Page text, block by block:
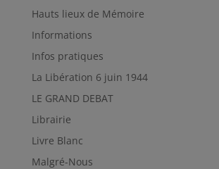
Hauts lieux de Mémoire
Informations
Infos pratiques
La Libération 6 juin 1944
LE GRAND DEBAT
Librairie
Livre Blanc
Malgré-Nous